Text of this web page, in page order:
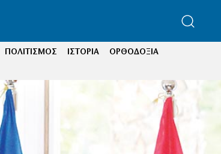
ΠΟΛΙΤΙΣΜΟΣ ΙΣΤΟΡΙΑ
ΟΡΘΟΔΟΞΙΑ